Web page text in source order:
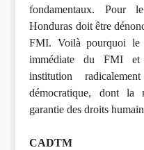
fondamentaux. Pour
Honduras doit être
FMI. Voilà pourquoi le
immédiate du FMI et
institution
démocratique, dont la
garantie des droits
CADTM